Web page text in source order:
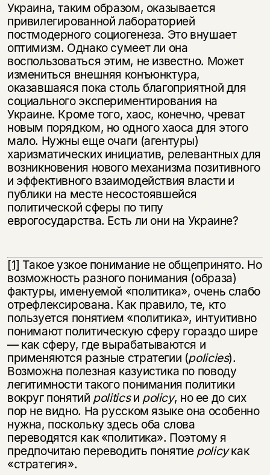
Украина, таким образом, оказывается
привилегированной лабораторией
постмодерного социогенеза. Это внушает
оптимизм. Однако сумеет ли она
воспользоваться этим, не известно. Может
измениться внешняя конъюнктура,
оказавшаяся пока столь благоприятной для
социального экспериментирования на
Украине. Кроме того, хаос, конечно, чреват
новым порядком, но одного хаоса для этого
мало. Нужны еще очаги (агентуры)
харизматических инициатив, релевантных для
возникновения нового механизма позитивного
и эффективного взаимодействия власти и
публики на месте несостоявшейся
политической сферы по типу
еврогосударства. Есть ли они на Украине?
[1] Такое узкое понимание не общепринято. Но
возможность разного понимания (образа)
фактуры, именуемой «политика», очень слабо
отрефлексирована. Как правило, те, кто
пользуется понятием «политика», интуитивно
понимают политическую сферу гораздо шире
— как сферу, где вырабатываются и
применяются разные стратегии (policies).
Возможна полезная казуистика по поводу
легитимности такого понимания политики
вокруг понятий politicsи policy, но ее до сих
пор не видно. На русском языке она особенно
нужна, поскольку здесь оба слова
переводятся как «политика». Поэтому я
предпочитаю переводить понятие policyкак
«стратегия».